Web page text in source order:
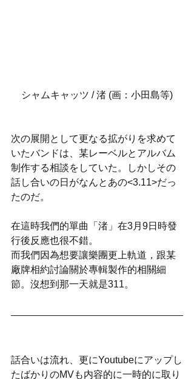
シャムキャッツ / 渚 (画：小田島等)
次の展開として更なる拡がりを求めて
いたバンドは、某レーベルとアルバム
制作する相談をしていた。しかしその
話し合いの日がなんとあの<3.11>だっ
たのだ。
在這時我們的單曲「渚」在3月9日時發
行後反應也很不錯。
而我們因為想要讓樂團更上軌道，跟某
廠牌相約討論關於專輯製作的相關細
節。沒想到那一天就是311。
話合いは流れ、更にYoutubeにアップし
たばかりのMVも内容的に一時的に取り